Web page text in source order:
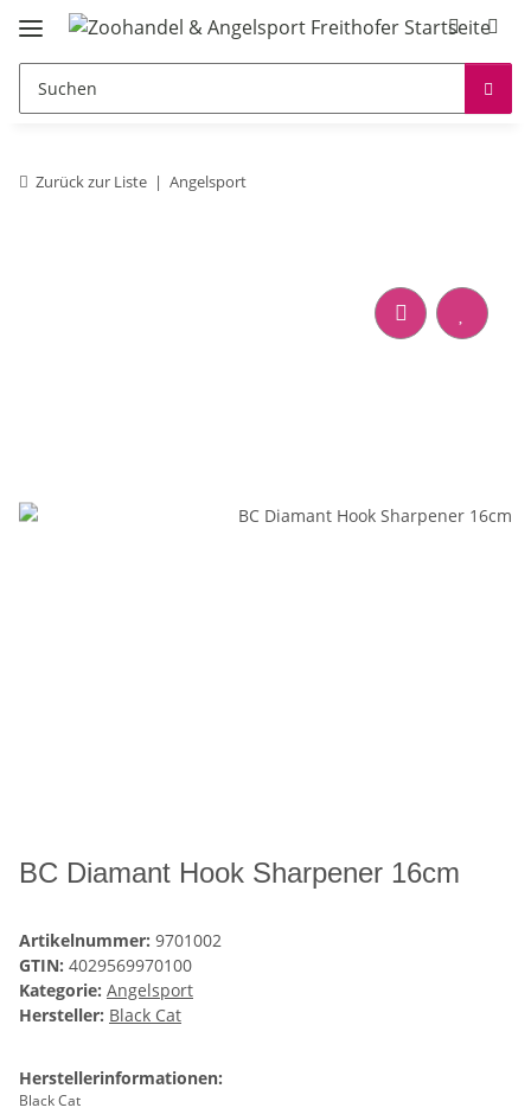
Zurück zur Liste Angelsport
BC Diamant Hook Sharpener 16cm
Artikelnummer: 9701002
GTIN: 4029569970100
Kategorie: Angelsport
Hersteller: Black Cat
Herstellerinformationen:
Black Cat